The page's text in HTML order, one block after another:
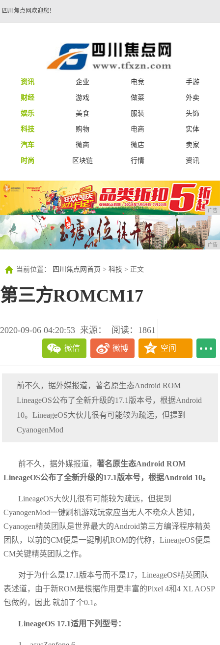
四川焦点网欢迎您！
资讯 企业 电竞
手游
财经
游戏 做菜
外卖
娱乐
美食 服装
头饰
科技
购物 电商
实体
汽车
微商 微店
卖家
时尚
区块链 行情 资讯
广告
广告
当前位置： 四川焦点网首页 > 科技 > 正文
第三方ROMCM17
2020-09-06 04:20:53 来源： 阅读：1861
微信 微博 空间
前不久，据外媒报道，著名原生态Android ROM
LineageOS公布了全新升级的17.1版本号，根据Android
10。LineageOS大伙儿很有可能较为疏远，但提到
CyanogenMod
前不久，据外媒报道，著名原生态Android ROM
LineageOS公布了全新升级的17.1版本号，根据Android 10。
LineageOS大伙儿很有可能较为疏远，但提到
CyanogenMod一键刷机游戏玩家应当无人不晓众人皆知，
Cyanogen精英团队是世界最大的Android第三方编译程序精英
团队，以前的CM便是一键刷机ROM的代称，LineageOS便是
CM关键精英团队之作。
对于为什么是17.1版本号而不是17，LineageOS精英团队
表述道，由于新ROM是根据作用更丰富的Pixel 4和4 XL AOSP
包做的，因此 就加了个0.1。
LineageOS 17.1适用下列型号：